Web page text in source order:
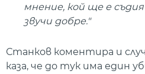
мнение, кой ще е съдия
звучи добре."
Станков коментира и
каза, че до тук има един